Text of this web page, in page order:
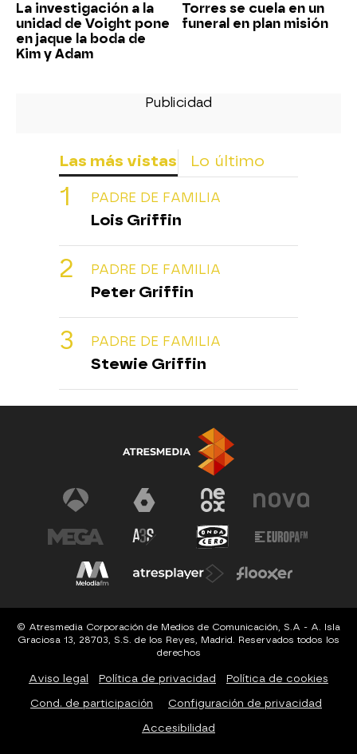
La investigación a la
unidad de Voight pone
en jaque la boda de
Kim y Adam
Torres se cuela en un
funeral en plan misión
Las más vistas Lo último
PADRE DE FAMILIA
Lois Griffin
PADRE DE FAMILIA
Peter Griffin
PADRE DE FAMILIA
Stewie Griffin
© Atresmedia Corporación de Medios de Comunicación, S.A - A. Isla
Graciosa 13, 28703, S.S. de los Reyes, Madrid. Reservados todos los
derechos
Aviso legal Política de privacidad Política de cookies
Cond. de participación Configuración de privacidad
Accesibilidad